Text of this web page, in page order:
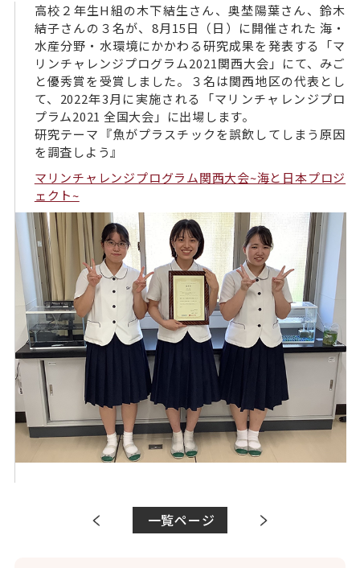
高校２年生H組の木下結生さん、奥埜陽葉さん、鈴木
結子さんの３名が、8月15日（日）に開催された 海・
水産分野・水環境にかかわる研究成果を発表する「マ
リンチャレンジプログラム2021関西大会」にて、みご
と優秀賞を受賞しました。３名は関西地区の代表とし
て、2022年3月に実施される「マリンチャレンジプロ
プラム2021 全国大会」に出場します。
研究テーマ『魚がプラスチックを誤飲してしまう原因
を調査しよう』
マリンチャレンジプログラム関西大会~海と日本プロジ
ェクト~
一覧ページ